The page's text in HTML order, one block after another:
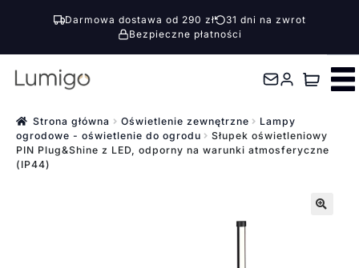
Darmowa dostawa od 290 zł
31 dni na zwrot
Bezpieczne płatności
Przejdź
nawigacji
Przejdź
treści Strona główna Oświetlenie zewnętrzne
Lampy
ogrodowe - oświetlenie do ogrodu
Słupek oświetleniowy
PIN Plug&Shine z LED, odporny na warunki atmosferyczne
(IP44)